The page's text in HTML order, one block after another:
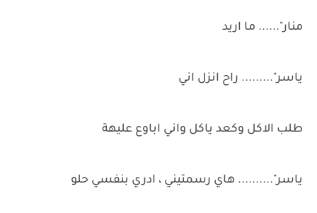
منار"...... ما اريد
ياسر"......... راح انزل اني
طلب الاكل وكعد ياكل واني اباوع عليهة
ياسر".......... هاي رسمتيني ، ادري بنفسي حلو